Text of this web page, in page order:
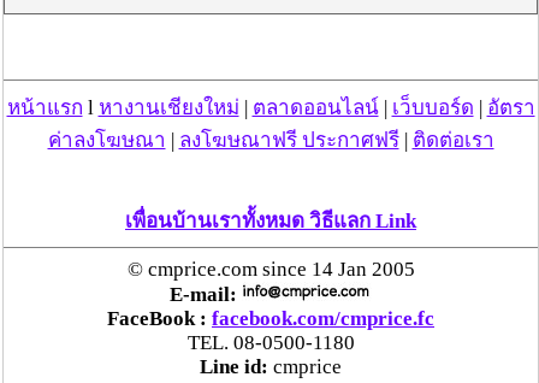
ทั้งนี้ ตามนโยบายเร่งด่วนของรัฐบาลภายใต้การนำของ
นายเศรษฐา ทวีสิน นายกรัฐมนตรี มีนโยบายแก้ไขปัญหา
ยาเสพติดในทุกมิติ โดยกำหนดให้การแก้ไขปัญหายาเสพ
ติดเป็นวาระแห่งชาติ ที่ต้องดำเนินการอย่างจริงจังและเด็ด
พ.ต.อ.ทวี สอดส่อง รัฐมนตรีว่าการกระทรวงยุติธรรม ได้
ขานรับนโยบายและกำหนดทิศทางให้การแก้ไขปัญหายา
เสพติดอย่างเป็นรูปธรรม โดยเฉพาะการสกัดกั้นยาเสพ
ติดตามแนวชายแดน และการจับกุมเครือข่ายนักค้ายาเสพ
ติดรายสำคัญที่หลบหนีหมายจับ ซึ่งการรับตัวผู้ต้องหาคดี
ยาเสพติดซึ่งหลบหนีหมายจับของศาลไทยในครั้งนี้ เป็น
สัญญาณความร่วมมือระหว่างประเทศที่ดี และประเทศไทย
หน้าแรก l หางานเชียงใหม่ | ตลาดออนไลน์| เว็บบอร์ด | อัตรา
ค่าลงโฆษณา | ลงโฆษณาฟรี ประกาศฟรี| ติดต่อเรา
เพื่อนบ้านเราทั้งหมด วิธีแลก Link
© cmprice.com since 14 Jan 2005
E-mail:
FaceBook : facebook.com/cmprice.fc
TEL. 08-0500-1180
Line id: cmprice